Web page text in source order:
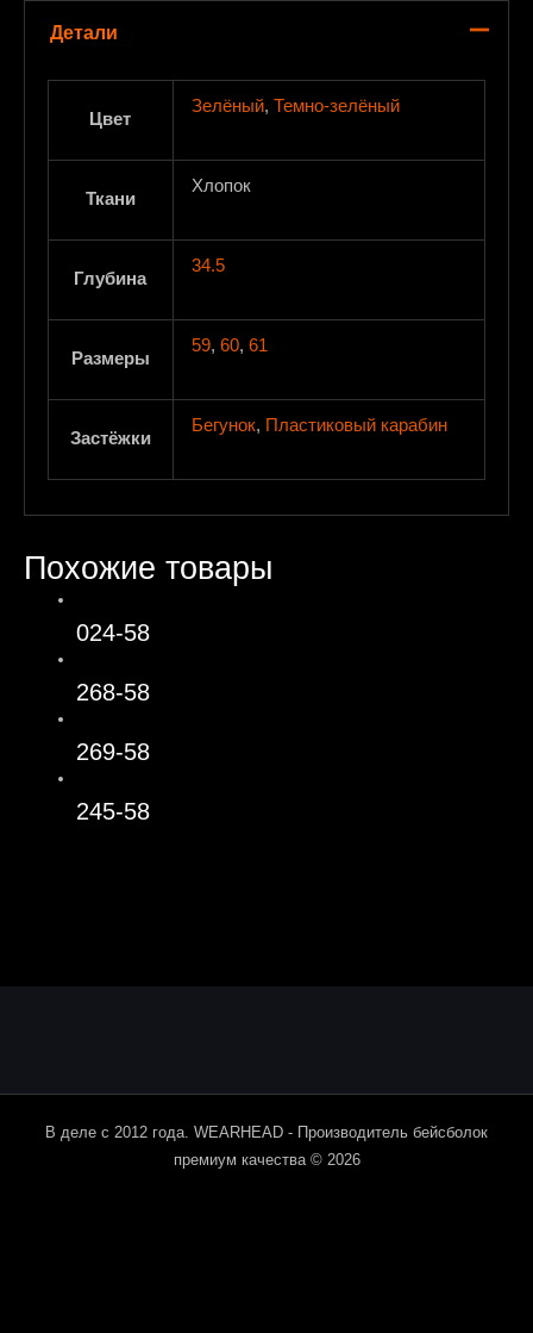
Детали
Цвет
Зелёный, Темно-зелёный
Ткани
Хлопок
Глубина
34.5
Размеры
59, 60, 61
Застёжки
Бегунок, Пластиковый карабин
Похожие товары
024-58
268-58
269-58
245-58
В деле с 2012 года. WEARHEAD - Производитель бейсболок
премиум качества © 2026